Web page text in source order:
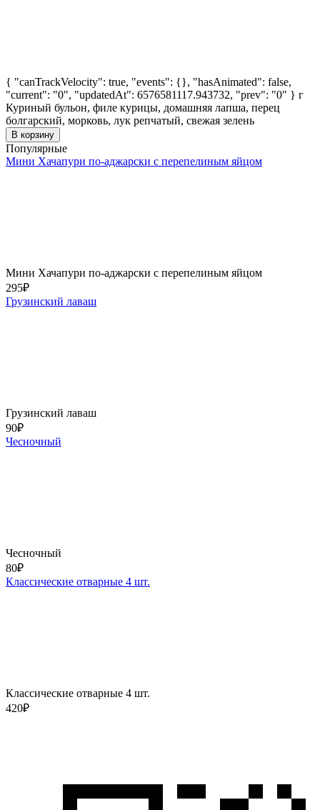
{ "canTrackVelocity": true, "events": {}, "hasAnimated": false,
"current": "0", "updatedAt": 6576581117.943732, "prev": "0" } г
Куриный бульон, филе курицы, домашняя лапша, перец
болгарский, морковь, лук репчатый, свежая зелень
В корзину
Популярные
Мини Хачапури по-аджарски с перепелиным яйцом
Мини Хачапури по-аджарски с перепелиным яйцом
295₽
Грузинский лаваш
Грузинский лаваш
90₽
Чесночный
Чесночный
80₽
Классические отварные 4 шт.
Классические отварные 4 шт.
420₽